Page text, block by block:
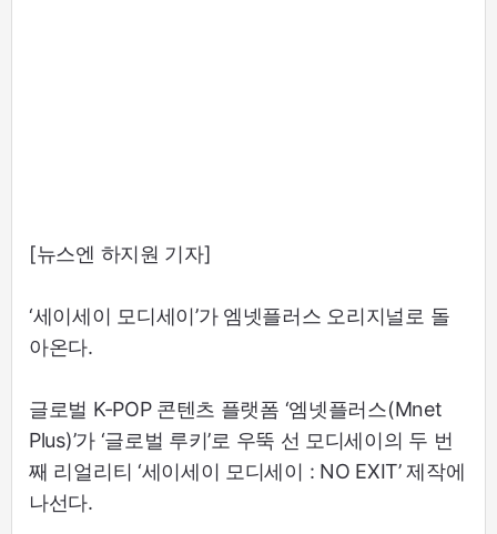
[뉴스엔 하지원 기자]
‘세이세이 모디세이’가 엠넷플러스 오리지널로 돌
아온다.
글로벌 K-POP 콘텐츠 플랫폼 ‘엠넷플러스(Mnet
Plus)’가 ‘글로벌 루키’로 우뚝 선 모디세이의 두 번
째 리얼리티 ‘세이세이 모디세이 : NO EXIT’ 제작에
나선다.